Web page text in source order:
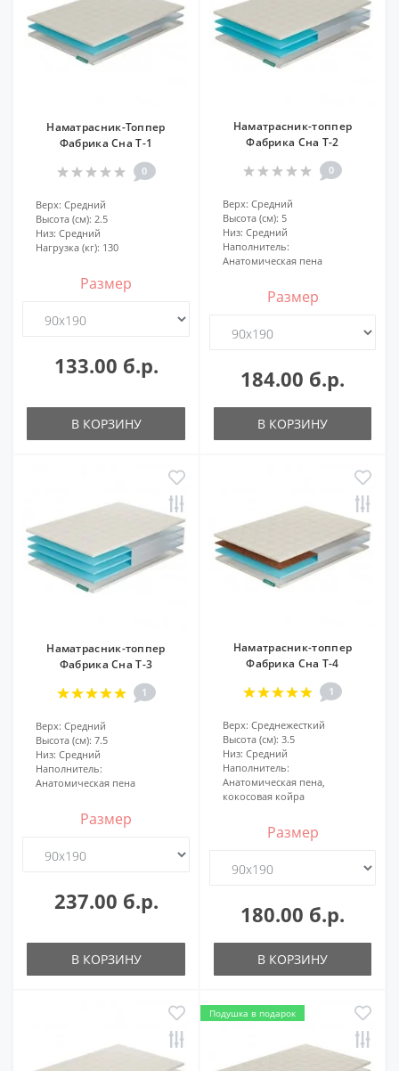
Наматрасник-Топпер
Фабрика Сна Т-1
0
Верх: Средний
Высота (см): 2.5
Низ: Средний
Нагрузка (кг): 130
Размер
133.00 б.р.
В КОРЗИНУ
Наматрасник-топпер
Фабрика Сна Т-2
0
Верх: Средний
Высота (см): 5
Низ: Средний
Наполнитель:
Анатомическая пена
Размер
184.00 б.р.
В КОРЗИНУ
Наматрасник-топпер
Фабрика Сна Т-3
1
Верх: Средний
Высота (см): 7.5
Низ: Средний
Наполнитель:
Анатомическая пена
Размер
237.00 б.р.
В КОРЗИНУ
Наматрасник-топпер
Фабрика Сна Т-4
1
Верх: Среднежесткий
Высота (см): 3.5
Низ: Средний
Наполнитель:
Анатомическая пена,
кокосовая койра
Размер
180.00 б.р.
В КОРЗИНУ
Подушка в подарок